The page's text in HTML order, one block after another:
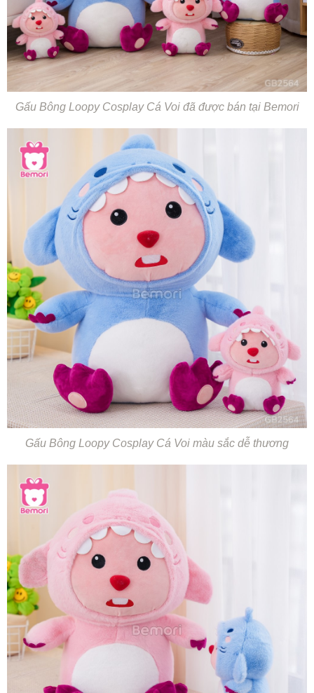
Gấu Bông Loopy Cosplay Cá Voi đã được bán tại Bemori
Gấu Bông Loopy Cosplay Cá Voi màu sắc dễ thương